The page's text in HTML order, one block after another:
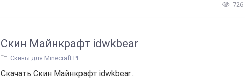
726
Скин Майнкрафт idwkbear
Скины для Minecraft PE
Скачать Скин Майнкрафт idwkbear...